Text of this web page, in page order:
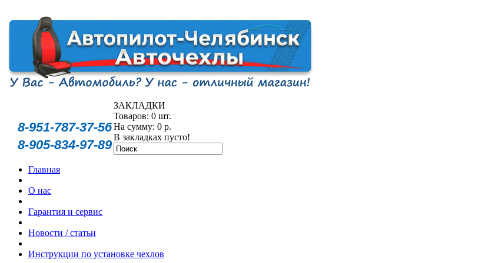
8-951-787-37-56
8-905-834-97-89
ЗАКЛАДКИ
Товаров: 0 шт.
На сумму: 0 р.
В закладках пусто!
Главная
О нас
Гарантия и сервис
Новости / статьи
Инструкции по установке чехлов